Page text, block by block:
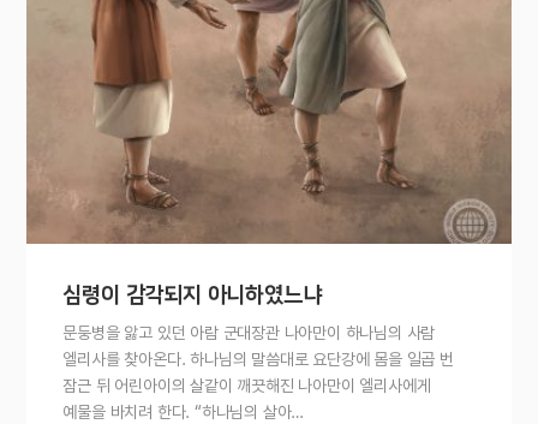
심령이 감각되지 아니하였느냐
문둥병을 앓고 있던 아람 군대장관 나아만이 하나님의 사람
엘리사를 찾아온다. 하나님의 말씀대로 요단강에 몸을 일곱 번
잠근 뒤 어린아이의 살같이 깨끗해진 나아만이 엘리사에게
예물을 바치려 한다. “하나님의 살아…